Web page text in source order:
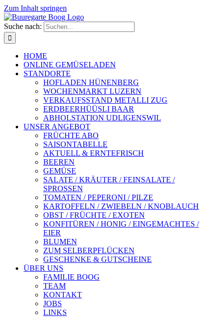
Zum Inhalt springen
Suche nach:
HOME
ONLINE GEMÜSELADEN
STANDORTE
HOFLADEN HÜNENBERG
WOCHENMARKT LUZERN
VERKAUFSSTAND METALLI ZUG
ERDBEERHÜÜSLI BAAR
ABHOLSTATION UDLIGENSWIL
UNSER ANGEBOT
FRÜCHTE ABO
SAISONTABELLE
AKTUELL & ERNTEFRISCH
BEEREN
GEMÜSE
SALATE / KRÄUTER / FEINSALATE /
SPROSSEN
TOMATEN / PEPERONI / PILZE
KARTOFFELN / ZWIEBELN / KNOBLAUCH
OBST / FRÜCHTE / EXOTEN
KONFITÜREN / HONIG / EINGEMACHTES /
EIER
BLUMEN
ZUM SELBERPFLÜCKEN
GESCHENKE & GUTSCHEINE
ÜBER UNS
FAMILIE BOOG
TEAM
KONTAKT
JOBS
LINKS